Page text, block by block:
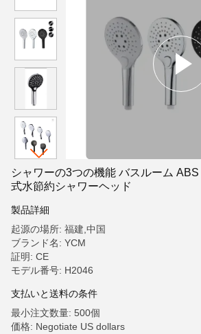
シャワーの3つの機能 バスルーム
式水節約シャワーヘッド
製品詳細
起源の場所: 福建,中国
ブランド名: YCM
証明: CE
モデル番号: H2046
支払いと送料の条件
最小注文数量: 500個
価格: Negotiate US dollars